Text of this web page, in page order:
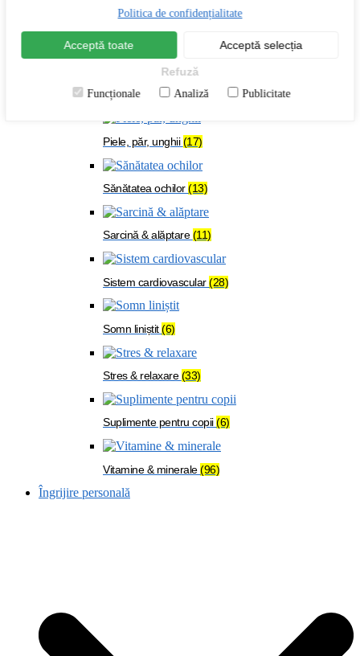
Oase & mușchi
Organism solicitat(108)
Piele, păr, unghii(17)
Sănătatea ochilor(13)
Sarcină & alăptare(11)
Sistem cardiovascular(28)
Somn liniștit(6)
Stres & relaxare(33)
Suplimente pentru copii(6)
Vitamine & minerale(96)
Îngrijire personală
Politica de confidențialitate
Acceptă toate Acceptă selecția
Refuză
Funcționale Analiză Publicitate